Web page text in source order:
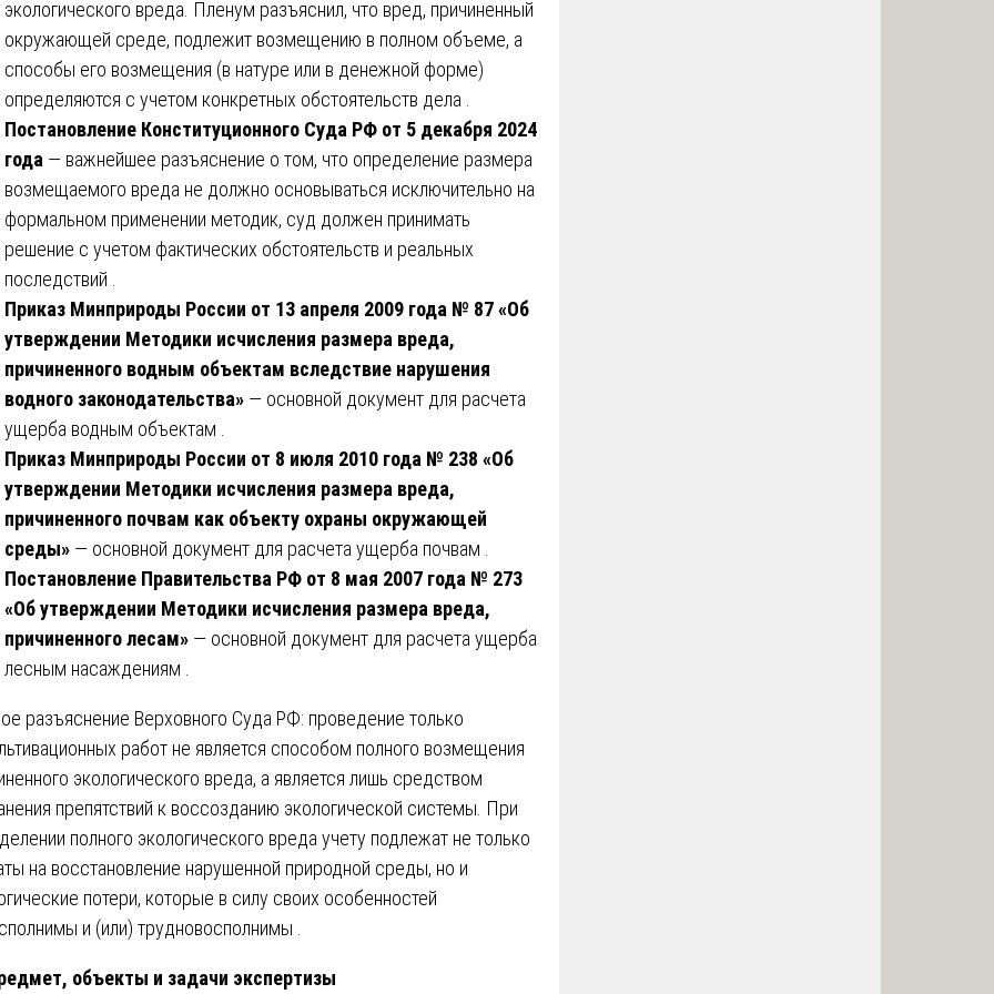
экологического вреда. Пленум разъяснил, что вред, причиненный
окружающей среде, подлежит возмещению в полном объеме, а
способы его возмещения (в натуре или в денежной форме)
определяются с учетом конкретных обстоятельств дела .
Постановление Конституционного Суда РФ от 5 декабря 2024
года — важнейшее разъяснение о том, что определение размера
возмещаемого вреда не должно основываться исключительно на
формальном применении методик, суд должен принимать
решение с учетом фактических обстоятельств и реальных
последствий .
Приказ Минприроды России от 13 апреля 2009 года № 87 «Об
утверждении Методики исчисления размера вреда,
причиненного водным объектам вследствие нарушения
водного законодательства» — основной документ для расчета
ущерба водным объектам .
Приказ Минприроды России от 8 июля 2010 года № 238 «Об
утверждении Методики исчисления размера вреда,
причиненного почвам как объекту охраны окружающей
среды» — основной документ для расчета ущерба почвам .
Постановление Правительства РФ от 8 мая 2007 года № 273
«Об утверждении Методики исчисления размера вреда,
причиненного лесам» — основной документ для расчета ущерба
лесным насаждениям .
разъяснение Верховного Суда РФ: проведение только
работ не является способом полного возмещения
экологического вреда, а является лишь средством
препятствий к воссозданию экологической системы. При
полного экологического вреда учету подлежат не только
на восстановление нарушенной природной среды, но и
потери, которые в силу своих особенностей
и (или) трудновосполнимы .
объекты и задачи экспертизы